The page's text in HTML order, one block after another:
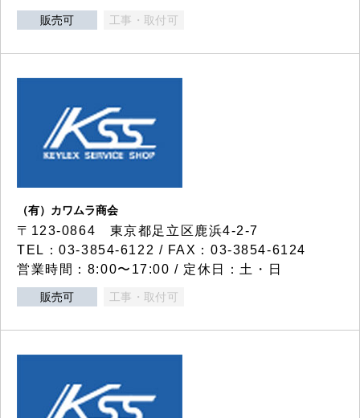
販売可 工事・取付可
（有）カワムラ商会
〒123-0864 東京都足立区鹿浜4-2-7
TEL：03-3854-6122 / FAX：03-3854-6124
営業時間：8:00〜17:00 / 定休日：土・日
販売可 工事・取付可